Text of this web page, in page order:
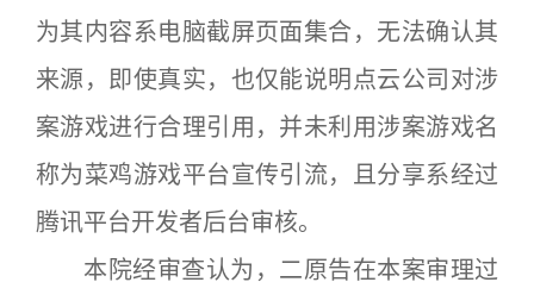
为其内容系电脑截屏页面集合，无法确认其
来源，即使真实，也仅能说明点云公司对涉
案游戏进行合理引用，并未利用涉案游戏名
称为菜鸡游戏平台宣传引流，且分享系经过
腾讯平台开发者后台审核。
本院经审查认为，二原告在本案审理过